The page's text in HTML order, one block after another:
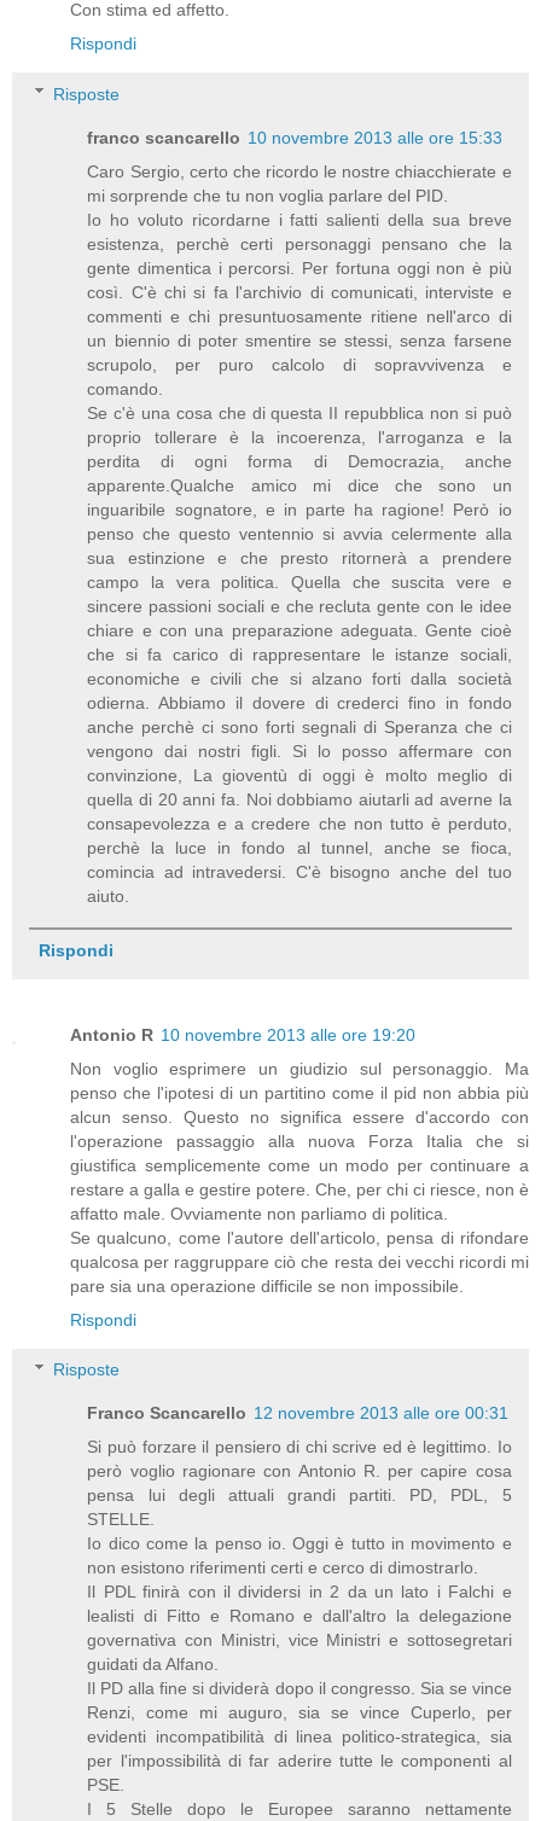
Con stima ed affetto.
Rispondi
Risposte
franco scancarello 10 novembre 2013 alle ore 15:33
Caro Sergio, certo che ricordo le nostre chiacchierate e
mi sorprende che tu non voglia parlare del PID.
Io ho voluto ricordarne i fatti salienti della sua breve
esistenza, perchè certi personaggi pensano che la
gente dimentica i percorsi. Per fortuna oggi non è più
così. C'è chi si fa l'archivio di comunicati, interviste e
commenti e chi presuntuosamente ritiene nell'arco di
un biennio di poter smentire se stessi, senza farsene
scrupolo, per puro calcolo di sopravvivenza e
comando.
Se c'è una cosa che di questa II repubblica non si può
proprio tollerare è la incoerenza, l'arroganza e la
perdita di ogni forma di Democrazia, anche
apparente.Qualche amico mi dice che sono un
inguaribile sognatore, e in parte ha ragione! Però io
penso che questo ventennio si avvia celermente alla
sua estinzione e che presto ritornerà a prendere
campo la vera politica. Quella che suscita vere e
sincere passioni sociali e che recluta gente con le idee
chiare e con una preparazione adeguata. Gente cioè
che si fa carico di rappresentare le istanze sociali,
economiche e civili che si alzano forti dalla società
odierna. Abbiamo il dovere di crederci fino in fondo
anche perchè ci sono forti segnali di Speranza che ci
vengono dai nostri figli. Si lo posso affermare con
convinzione, La gioventù di oggi è molto meglio di
quella di 20 anni fa. Noi dobbiamo aiutarli ad averne la
consapevolezza e a credere che non tutto è perduto,
perchè la luce in fondo al tunnel, anche se fioca,
comincia ad intravedersi. C'è bisogno anche del tuo
aiuto.
Rispondi
Antonio R 10 novembre 2013 alle ore 19:20
Non voglio esprimere un giudizio sul personaggio. Ma
penso che l'ipotesi di un partitino come il pid non abbia più
alcun senso. Questo no significa essere d'accordo con
l'operazione passaggio alla nuova Forza Italia che si
giustifica semplicemente come un modo per continuare a
restare a galla e gestire potere. Che, per chi ci riesce, non è
affatto male. Ovviamente non parliamo di politica.
Se qualcuno, come l'autore dell'articolo, pensa di rifondare
qualcosa per raggruppare ciò che resta dei vecchi ricordi mi
pare sia una operazione difficile se non impossibile.
Rispondi
Risposte
Franco Scancarello 12 novembre 2013 alle ore 00:31
Si può forzare il pensiero di chi scrive ed è legittimo. Io
però voglio ragionare con Antonio R. per capire cosa
pensa lui degli attuali grandi partiti. PD, PDL, 5
STELLE.
Io dico come la penso io. Oggi è tutto in movimento e
non esistono riferimenti certi e cerco di dimostrarlo.
Il PDL finirà con il dividersi in 2 da un lato i Falchi e
lealisti di Fitto e Romano e dall'altro la delegazione
governativa con Ministri, vice Ministri e sottosegretari
guidati da Alfano.
Il PD alla fine si dividerà dopo il congresso. Sia se vince
Renzi, come mi auguro, sia se vince Cuperlo, per
evidenti incompatibilità di linea politico-strategica, sia
per l'impossibilità di far aderire tutte le componenti al
PSE.
I 5 Stelle dopo le Europee saranno nettamente